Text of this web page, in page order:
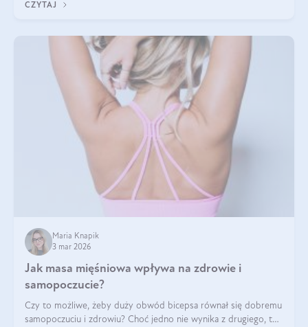
funkcjonowanie (
CZYTAJ
Maria Knapik
3 mar 2026
Jak masa mięśniowa wpływa na zdrowie i
samopoczucie?
Czy to możliwe, żeby duży obwód bicepsa równał się dobremu
samopoczuciu i zdrowiu? Choć jedno nie wynika z drugiego, to